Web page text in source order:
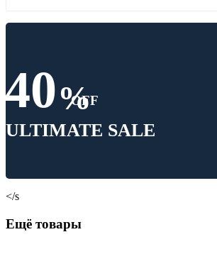
40%
OFF
ULTIMATE SALE
</s
Ещё товары